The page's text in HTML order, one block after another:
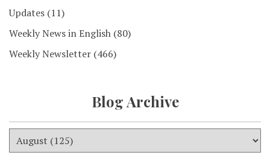
Updates (11)
Weekly News in English (80)
Weekly Newsletter (466)
Blog Archive